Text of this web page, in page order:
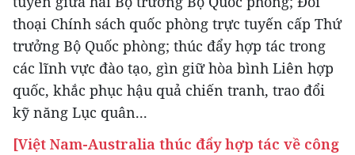
thoại Chính sách quốc phòng trực tuyến cấp Thứ
trưởng Bộ Quốc phòng; thúc đẩy hợp tác trong
các lĩnh vực đào tạo, gìn giữ hòa bình Liên hợp
quốc, khắc phục hậu quả chiến tranh, trao đổi
kỹ năng Lục quân...
[Việt Nam-Australia thúc đẩy hợp tác về công